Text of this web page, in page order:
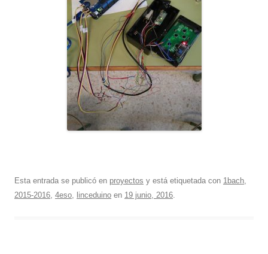
Esta entrada se publicó en proyectos y está etiquetada con 1bach,
2015-2016, 4eso, linceduino en 19 junio, 2016.